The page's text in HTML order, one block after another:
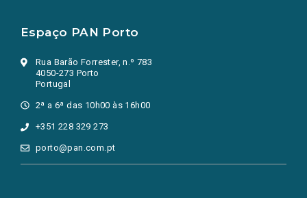
Espaço PAN Porto
Rua Barão Forrester, n.º 783
4050-273 Porto
Portugal
2ª a 6ª das 10h00 às 16h00
+351 228 329 273
porto@pan.com.pt